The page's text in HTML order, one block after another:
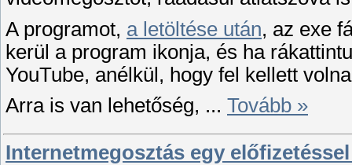
A programot, a letöltése után, az exe
kerül a program ikonja, és ha
YouTube, anélkül, hogy fel kellett
Arra is van lehetőség, ... Tovább »
Internetmegosztás egy